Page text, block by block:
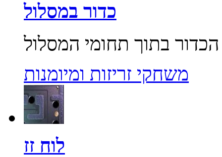
כדור במסלול
משחקי זריזות ומיומנות
לוח זז